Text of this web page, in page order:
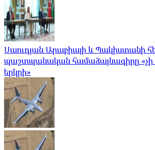
Սաուդյան Արաբիայի և Պակիստանի
պաշտպանական համաձայնագիրը «չի
երկրի»